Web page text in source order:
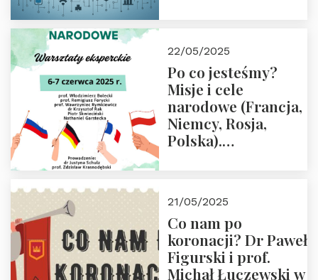
22/05/2025
Po co jesteśmy?
Misje i cele
narodowe (Francja,
Niemcy, Rosja,
Polska).
Zapraszamy do
zapisów.
21/05/2025
Co nam po
koronacji? Dr Paweł
Figurski i prof.
Michał Łuczewski w